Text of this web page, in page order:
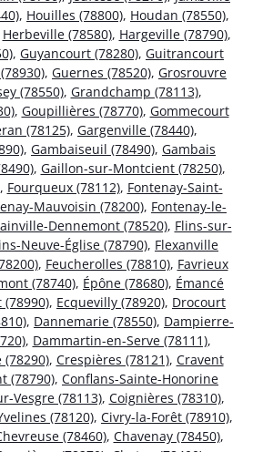
, Houilles (78800), Houdan (78550),
Herbeville (78580), Hargeville (78790),
, Guyancourt (78280), Guitrancourt
, Guernes (78520), Grosrouvre
(78550), Grandchamp (78113),
, Goupillières (78770), Gommecourt
(78125), Gargenville (78440),
, Gambaiseuil (78490), Gambais
, Gaillon-sur-Montcient (78250),
, Fourqueux (78112), Fontenay-Saint-
Mauvoisin (78200), Fontenay-le-
Dennemont (78520), Flins-sur-
Neuve-Église (78790), Flexanville
, Feucherolles (78810), Favrieux
(78740), Épône (78680), Émancé
(78990), Ecquevilly (78920), Drocourt
, Dannemarie (78550), Dampierre-
, Dammartin-en-Serve (78111),
, Crespières (78121), Cravent
(78790), Conflans-Sainte-Honorine
Vesgre (78113), Coignières (78310),
(78120), Civry-la-Forêt (78910),
(78460), Chavenay (78450),